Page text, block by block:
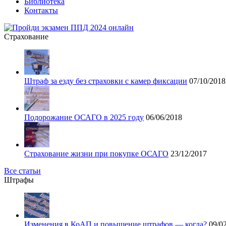
Контакты
Страхование
Штраф за езду без страховки с камер фиксации 07/10/2018
Подорожание ОСАГО в 2025 году 06/06/2018
Страхование жизни при покупке ОСАГО 23/12/2017
Все статьи
Штрафы
Изменения в КоАП и повышение штрафов — когда? 09/